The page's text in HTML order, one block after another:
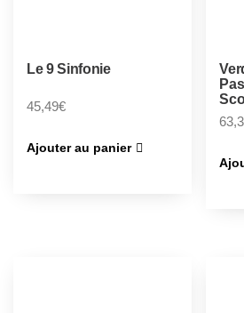
Le 9 Sinfonie
45,49€
Ajouter au panier